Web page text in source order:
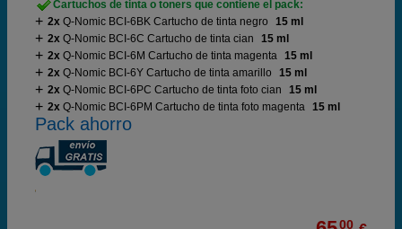
Cartuchos de tinta o toners que contiene el pack:
2x Q-Nomic BCI-6BK Cartucho de tinta negro
15 ml
2x Q-Nomic BCI-6C Cartucho de tinta cian
15 ml
2x Q-Nomic BCI-6M Cartucho de tinta magenta 15 ml
2x Q-Nomic BCI-6Y Cartucho de tinta amarillo
15 ml
2x Q-Nomic BCI-6PC Cartucho de tinta foto cian
15 ml
2x Q-Nomic BCI-6PM Cartucho de tinta foto magenta 15 ml
Pack ahorro
00